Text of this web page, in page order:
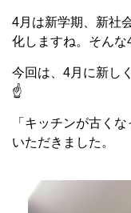
4月は新学期、新社
化しますね。そんな
今回は、4月に新し
☝
「キッチンが古く
いただきました。